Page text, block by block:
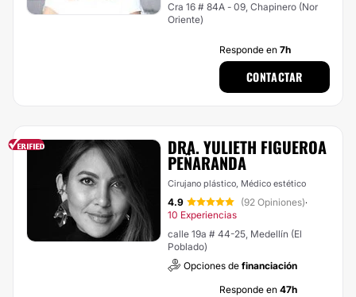
Cra 16 # 84A - 09, Chapinero (Nor
Oriente)
Responde en 7h
CONTACTAR
DRA. YULIETH FIGUEROA
PEÑARANDA
Cirujano plástico, Médico estético
4.9 (92 Opiniones)·
10 Experiencias
calle 19a # 44-25, Medellín (El
Poblado)
Opciones de financiación
Responde en 47h